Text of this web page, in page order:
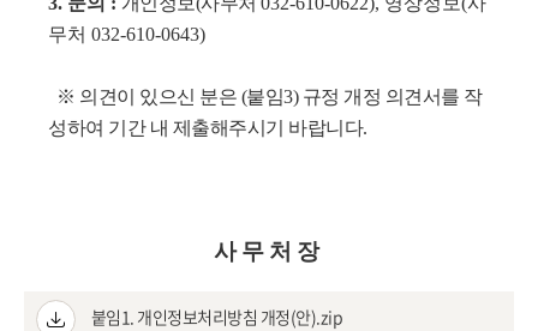
무처 032-610-0643)
※ 의견이 있으신 분은 (붙임3) 규정 개정 의견서를 작
성하여 기간 내 제출해주시기 바랍니다.
사 무 처 장
붙임1. 개인정보처리방침 개정(안).zip